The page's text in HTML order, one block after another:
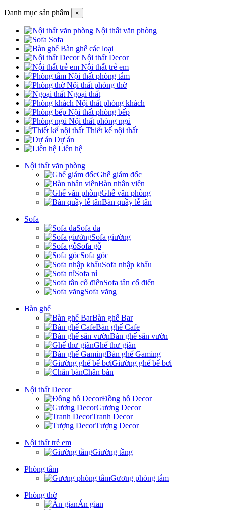
Danh mục sản phẩm ×
Nội thất văn phòng
Sofa
Bàn ghế các loại
Nội thất Decor
Nội thất trẻ em
Nội thất phòng tắm
Nội thất phòng thờ
Ngoại thất
Nội thất phòng khách
Nội thất phòng bếp
Nội thất phòng ngủ
Thiết kế nội thất
Dự án
Liên hệ
Nội thất văn phòng
Ghế giám đốc
Bàn nhân viên
Ghế văn phòng
Bàn quầy lễ tân
Sofa
Sofa da
Sofa giường
Sofa gỗ
Sofa góc
Sofa nhập khẩu
Sofa nỉ
Sofa tân cổ điển
Sofa văng
Bàn ghế
Bàn ghế Bar
Bàn ghế Cafe
Bàn ghế sân vườn
Ghế thư giãn
Bàn ghế Gaming
Giường ghế bể bơi
Chân bàn
Nội thất Decor
Đồng hồ Decor
Gương Decor
Tranh Decor
Tượng Decor
Nội thất trẻ em
Giường tầng
Phòng tắm
Gương phòng tắm
Phòng thờ
Án gian